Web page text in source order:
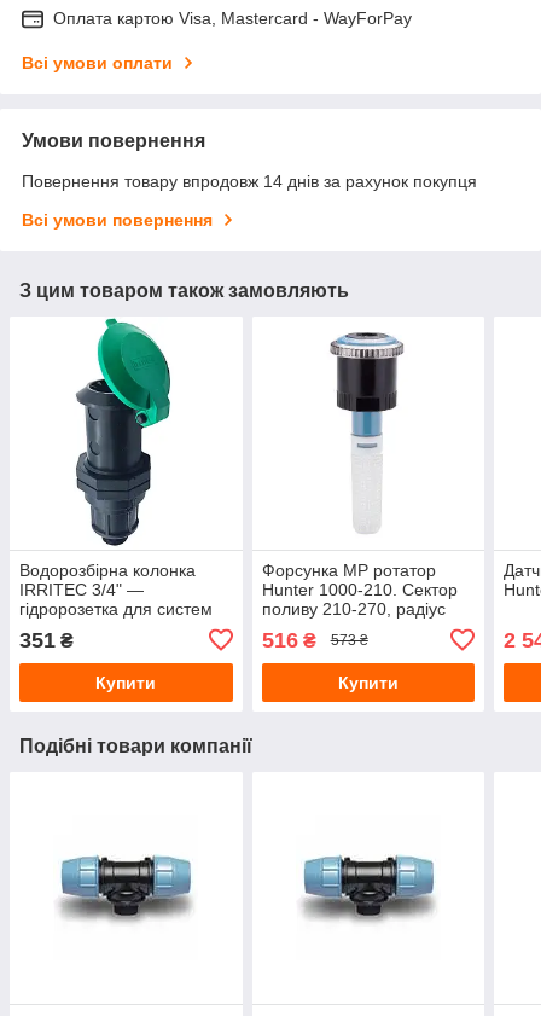
Оплата картою Visa, Mastercard - WayForPay
Всі умови оплати
Умови повернення
Повернення товару впродовж 14 днів за рахунок покупця
Всі умови повернення
З цим товаром також замовляють
Водорозбірна колонка
IRRITEC 3/4" —
гідророзетка для систем
351 ₴
Купити
Форсунка МР ротатор
Hunter 1000-210. Сектор
поливу 210-270, радіус
516₴ 573 ₴
Купити
2
Подібні товари компанії